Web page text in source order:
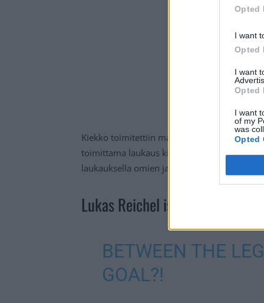
Opted
I want
Opted
I want
Opted
I want
of my
was
Opted
Kiekko toimitettiin maalin eteen, jossa
toimittama laukaus kimpoli lopulta
laukauksella omien jalkojensa välistä. Voit
Lukas Reichel iskee uransa
BETWEEN THE
GOAL?!